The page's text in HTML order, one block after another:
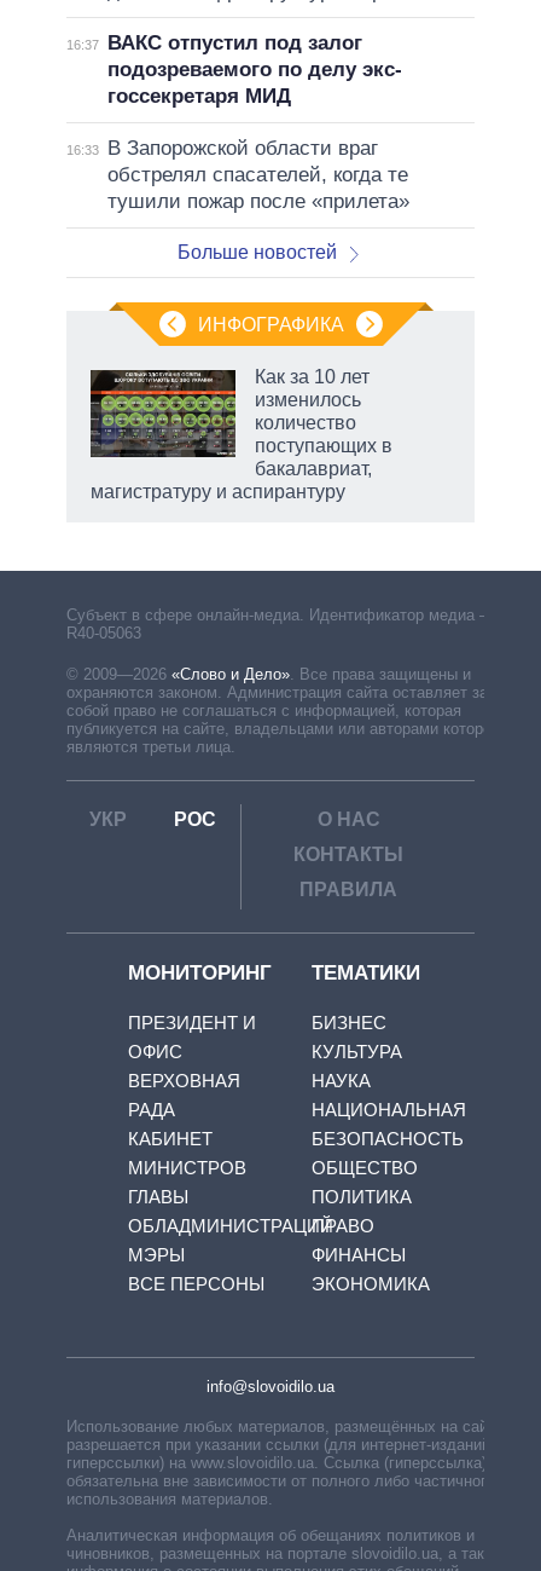
16:37
ВАКС отпустил под залог
подозреваемого по делу экс-
госсекретаря МИД
16:33
В Запорожской области враг
обстрелял спасателей, когда те
тушили пожар после «прилета»
Больше новостей
ИНФОГРАФИКА
Как за 10 лет
изменилось
количество
поступающих в
бакалавриат,
магистратуру и аспирантуру
Субъект в сфере онлайн-медиа. Идентификатор медиа –
R40-05063
© 2009—2026 «Слово и Дело». Все права защищены и
охраняются законом. Администрация сайта оставляет за
собой право не соглашаться с информацией, которая
публикуется на сайте, владельцами или авторами которой
являются третьи лица.
УКР РОС
О НАС
КОНТАКТЫ
ПРАВИЛА
МОНИТОРИНГ
ПРЕЗИДЕНТ И
ОФИС
ВЕРХОВНАЯ
РАДА
КАБИНЕТ
МИНИСТРОВ
ГЛАВЫ
ОБЛАДМИНИСТРАЦИЙ
МЭРЫ
ВСЕ ПЕРСОНЫ
ТЕМАТИКИ
БИЗНЕС
КУЛЬТУРА
НАУКА
НАЦИОНАЛЬНАЯ
БЕЗОПАСНОСТЬ
ОБЩЕСТВО
ПОЛИТИКА
ПРАВО
ФИНАНСЫ
ЭКОНОМИКА
info@slovoidilo.ua
Использование любых материалов, размещённых на сайте,
разрешается при указании ссылки (для интернет-изданий —
гиперссылки) на www.slovoidilo.ua. Ссылка (гиперссылка)
обязательна вне зависимости от полного либо частичного
использования материалов.
Аналитическая информация об обещаниях политиков и
чиновников, размещенных на портале slovoidilo.ua, а также